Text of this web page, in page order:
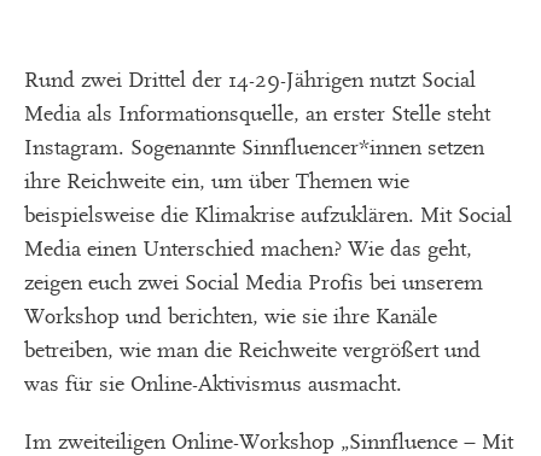
Rund zwei Drittel der 14-29-Jährigen nutzt Social
Media als Informationsquelle, an erster Stelle steht
Instagram. Sogenannte Sinnfluencer*innen setzen
ihre Reichweite ein, um über Themen wie
beispielsweise die Klimakrise aufzuklären. Mit Social
Media einen Unterschied machen? Wie das geht,
zeigen euch zwei Social Media Profis bei unserem
Workshop und berichten, wie sie ihre Kanäle
betreiben, wie man die Reichweite vergrößert und
was für sie Online-Aktivismus ausmacht.
Im zweiteiligen Online-Workshop „Sinnfluence – Mit